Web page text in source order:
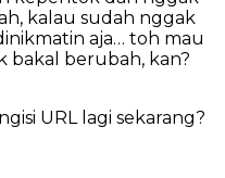
kalau sudah nggak
aja… toh mau
bakal berubah, kan?
URL lagi sekarang?